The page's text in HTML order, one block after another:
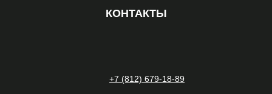
КОНТАКТЫ
+7 (812) 679-18-89